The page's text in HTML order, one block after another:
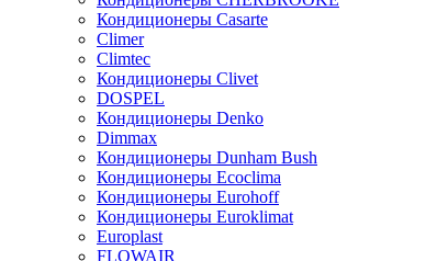
Кондиционеры Casarte
Climer
Climtec
Кондиционеры Clivet
DOSPEL
Кондиционеры Denko
Dimmax
Кондиционеры Dunham Bush
Кондиционеры Ecoclima
Кондиционеры Eurohoff
Кондиционеры Euroklimat
Europlast
FLOWAIR